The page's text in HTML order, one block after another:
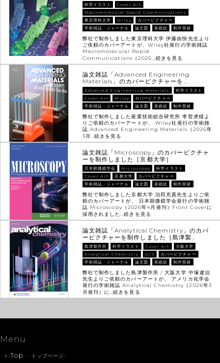
科学イラスト
Cover Art
Macromolecular Rapid Communications
東京理科大学
Wiley
カバーピクチャー
学術雑誌・ジャーナル
論文図 表紙絵 制作実績
弊社で制作しました東京理科大学 伊藤由快先生より
ご依頼のカバーアートが、Wiley社発行の学術雑誌
Macromolecular Rapid
Communications（2026…続きを見る
論文雑誌「Advanced Engineering
Materials」のカバーピクチャーを…
Advanced Engineering Materials
科学イラスト
Cover Art
Wiley
カバーピクチャー
学術雑誌・ジャーナル
論文図 表紙絵 制作実績
弊社で制作しました産業技術総合研究所 李哲虎様よ
りご依頼のカバーアートが、 Wiley社発行の学術雑
誌 Advanced Engineering Materials（2026年
3月…続きを見る
論文雑誌「Microscopy」のカバーピクチャ
ーを制作しました［京都大学］
日本顕微鏡学会 Microscopy
科学イラスト
Cover Art
京都大学
カバーピクチャー
学術雑誌・ジャーナル
論文図 表紙絵 制作実績
弊社で制作しました京都大学 治田充貴先生よりご依
頼のカバーアートが、 日本顕微鏡学会発行の学術雑
誌 Microscopy（2026年4月発刊）Front Coverに
採用されました…続きを見る
論文雑誌「Analytical Chemistry」のカバ
ーピクチャーを制作しました［島津製…
島津製作所 科学イラスト Cover Art
大阪大学
Analytical Chemistry
ACS
カバーピクチャー
学術雑誌・ジャーナル
論文図 表紙絵 制作実績
弊社で制作しました島津製作所 / 大阪大学 中塚遼治
先生よりご依頼のカバーアートが、 アメリカ化学会
発行の学術雑誌 Analytical Chemistry（2026年3
月発刊）に…続きを見る
Menu
Top -トップページ-